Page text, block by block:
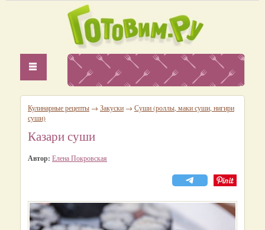
Кулинарные рецепты → Закуски → Суши (роллы, маки суши, нигири
суши)
Казари суши
Автор: Елена Покровская